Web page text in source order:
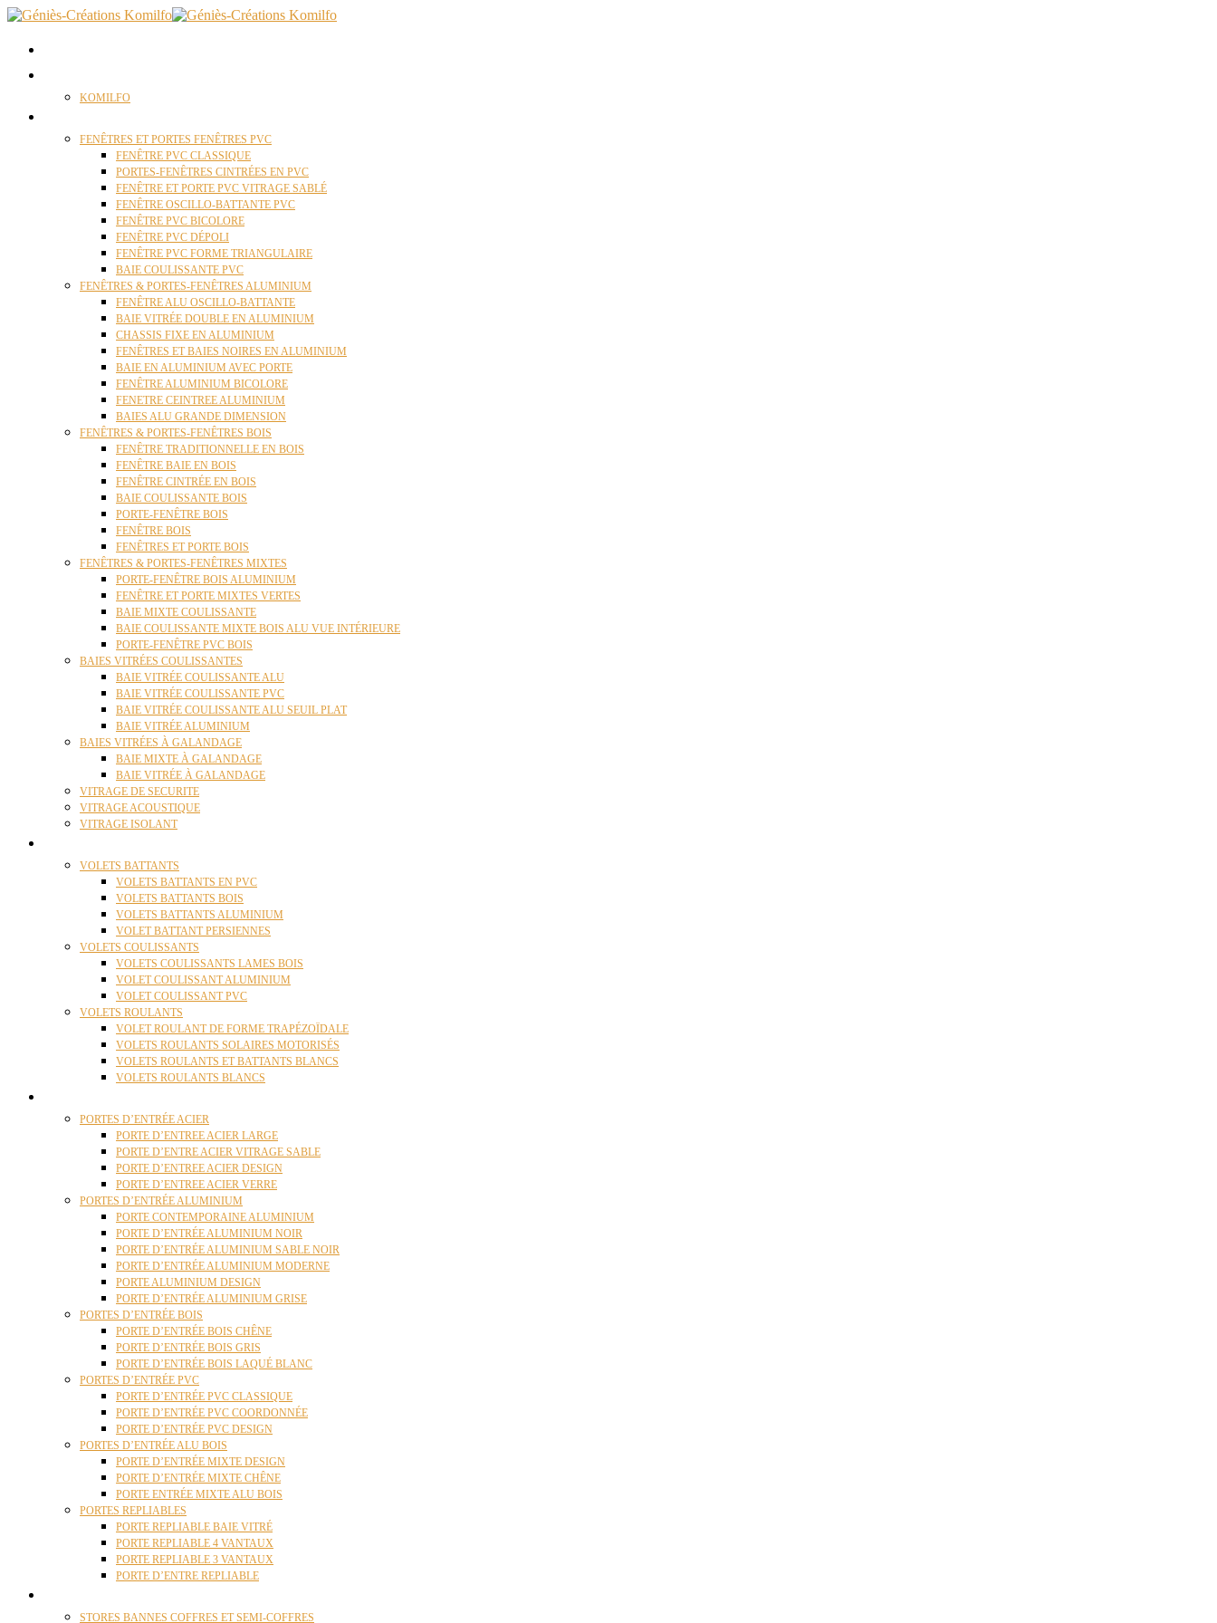
KOMILFO
FENÊTRES ET PORTES FENÊTRES PVC
FENÊTRE PVC CLASSIQUE
PORTES-FENÊTRES CINTRÉES EN PVC
FENÊTRE ET PORTE PVC VITRAGE SABLÉ
FENÊTRE OSCILLO-BATTANTE PVC
FENÊTRE PVC BICOLORE
FENÊTRE PVC DÉPOLI
FENÊTRE PVC FORME TRIANGULAIRE
BAIE COULISSANTE PVC
FENÊTRES & PORTES-FENÊTRES ALUMINIUM
FENÊTRE ALU OSCILLO-BATTANTE
BAIE VITRÉE DOUBLE EN ALUMINIUM
CHASSIS FIXE EN ALUMINIUM
FENÊTRES ET BAIES NOIRES EN ALUMINIUM
BAIE EN ALUMINIUM AVEC PORTE
FENÊTRE ALUMINIUM BICOLORE
FENETRE CEINTREE ALUMINIUM
BAIES ALU GRANDE DIMENSION
FENÊTRES & PORTES-FENÊTRES BOIS
FENÊTRE TRADITIONNELLE EN BOIS
FENÊTRE BAIE EN BOIS
FENÊTRE CINTRÉE EN BOIS
BAIE COULISSANTE BOIS
PORTE-FENÊTRE BOIS
FENÊTRE BOIS
FENÊTRES ET PORTE BOIS
FENÊTRES & PORTES-FENÊTRES MIXTES
PORTE-FENÊTRE BOIS ALUMINIUM
FENÊTRE ET PORTE MIXTES VERTES
BAIE MIXTE COULISSANTE
BAIE COULISSANTE MIXTE BOIS ALU VUE INTÉRIEURE
PORTE-FENÊTRE PVC BOIS
BAIES VITRÉES COULISSANTES
BAIE VITRÉE COULISSANTE ALU
BAIE VITRÉE COULISSANTE PVC
BAIE VITRÉE COULISSANTE ALU SEUIL PLAT
BAIE VITRÉE ALUMINIUM
BAIES VITRÉES À GALANDAGE
BAIE MIXTE À GALANDAGE
BAIE VITRÉE À GALANDAGE
VITRAGE DE SECURITE
VITRAGE ACOUSTIQUE
VITRAGE ISOLANT
VOLETS BATTANTS
VOLETS BATTANTS EN PVC
VOLETS BATTANTS BOIS
VOLETS BATTANTS ALUMINIUM
VOLET BATTANT PERSIENNES
VOLETS COULISSANTS
VOLETS COULISSANTS LAMES BOIS
VOLET COULISSANT ALUMINIUM
VOLET COULISSANT PVC
VOLETS ROULANTS
VOLET ROULANT DE FORME TRAPÉZOÏDALE
VOLETS ROULANTS SOLAIRES MOTORISÉS
VOLETS ROULANTS ET BATTANTS BLANCS
VOLETS ROULANTS BLANCS
PORTES D’ENTRÉE ACIER
PORTE D’ENTREE ACIER LARGE
PORTE D’ENTRE ACIER VITRAGE SABLE
PORTE D’ENTREE ACIER DESIGN
PORTE D’ENTREE ACIER VERRE
PORTES D’ENTRÉE ALUMINIUM
PORTE CONTEMPORAINE ALUMINIUM
PORTE D’ENTRÉE ALUMINIUM NOIR
PORTE D’ENTRÉE ALUMINIUM SABLE NOIR
PORTE D’ENTRÉE ALUMINIUM MODERNE
PORTE ALUMINIUM DESIGN
PORTE D’ENTRÉE ALUMINIUM GRISE
PORTES D’ENTRÉE BOIS
PORTE D’ENTRÉE BOIS CHÊNE
PORTE D’ENTRÉE BOIS GRIS
PORTE D’ENTRÉE BOIS LAQUÉ BLANC
PORTES D’ENTRÉE PVC
PORTE D’ENTRÉE PVC CLASSIQUE
PORTE D’ENTRÉE PVC COORDONNÉE
PORTE D’ENTRÉE PVC DESIGN
PORTES D’ENTRÉE ALU BOIS
PORTE D’ENTRÉE MIXTE DESIGN
PORTE D’ENTRÉE MIXTE CHÊNE
PORTE ENTRÉE MIXTE ALU BOIS
PORTES REPLIABLES
PORTE REPLIABLE BAIE VITRÉ
PORTE REPLIABLE 4 VANTAUX
PORTE REPLIABLE 3 VANTAUX
PORTE D’ENTRE REPLIABLE
STORES BANNES COFFRES ET SEMI-COFFRES